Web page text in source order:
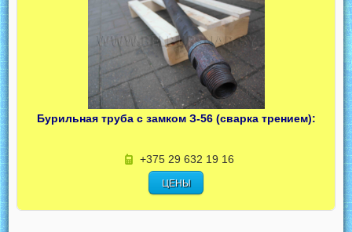
Бурильная труба с замком З-56 (сварка трением):
+375 29 632 19 16
ЦЕНЫ